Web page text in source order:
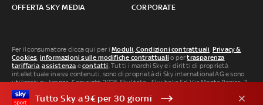
OFFERTA SKY MEDIA CORPORATE
Per il consumatore clicca qui per iModuli, Condizioni contrattuali, Privacy &
Cookies, informazioni sulle modifiche contrattuali o pertrasparenza
tariffaria,assistenza econtatti. Tutti i marchi Sky e i diritti di proprietà
intellettuale in essi contenuti, sono di proprietà di Sky international AG e sono
utilizzati su licenza. Copyright 2026 Sky Italia - Sky Italia Srl Via Monte Penice, 7 -
20138 Milano P.IVA 04619241005. SkyTG24: ISSN 3035-1537 e SkySport: ISSN
3035-1545.Segnalazione Abusi
Tutto Sky a 9€ per 30 giorni